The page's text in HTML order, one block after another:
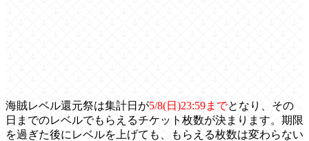
海賊レベル還元祭は集計日が5/8(日)23:59までとなり、その
日までのレベルでもらえるチケット枚数が決まります。期限
を過ぎた後にレベルを上げても、もらえる枚数は変わらない